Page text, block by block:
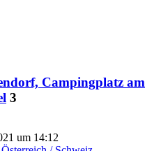
Campingplatz am
3
um 14:12